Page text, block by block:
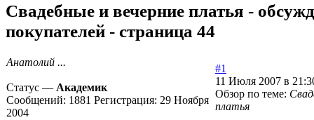
Свадебные и вечерние платья -
покупателей - страница 44
Анатолий ...
Статус — Академик
Сообщений: 1881 Регистрация: 29 Ноября
2004
#1
11 Июля 2007 в
Обзор по теме:
платья